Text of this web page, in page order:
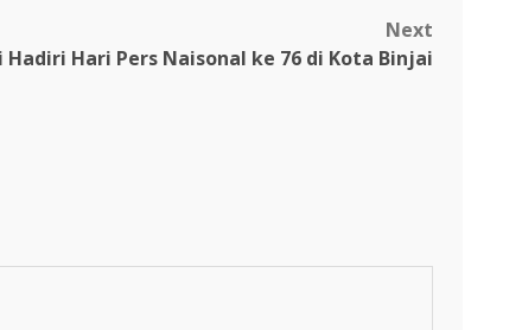
Next
Hari Pers Naisonal ke 76 di Kota Binjai